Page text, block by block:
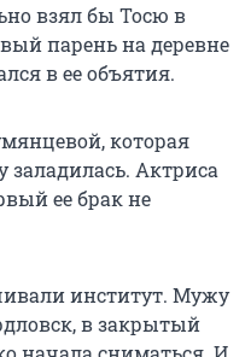
взял бы Тосю в
парень на деревне
в ее объятия.
которая
заладилась. Актриса
ее брак не
институт. Мужу
в закрытый